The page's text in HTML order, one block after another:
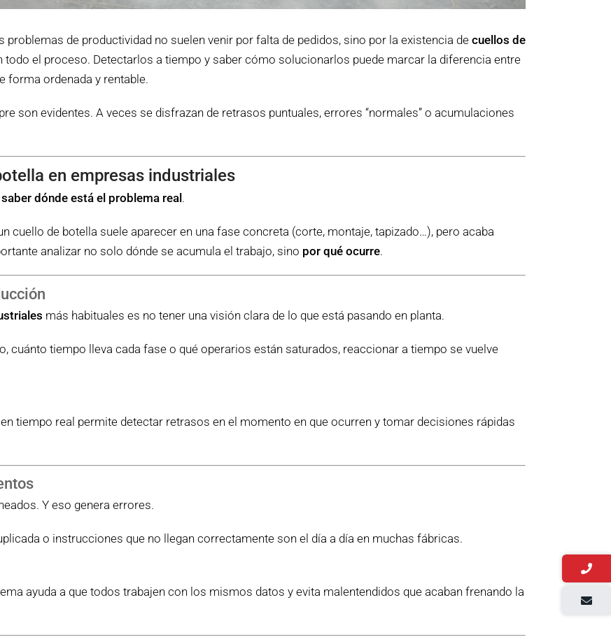
de productividad no suelen venir por falta de pedidos, sino por la existencia de cuellos de
todo el proceso. Detectarlos a tiempo y saber cómo solucionarlos puede marcar la diferencia entre
forma ordenada y rentable.
son evidentes. A veces se disfrazan de retrasos puntuales, errores “normales” o acumulaciones
en empresas industriales
saber dónde está el problema real .
cuello de botella suele aparecer en una fase concreta (corte, montaje, tapizado…), pero acaba
analizar no solo dónde se acumula el trabajo, sino por qué ocurre.
más habituales es no tener una visión clara de lo que está pasando en planta.
cuánto tiempo lleva cada fase o qué operarios están saturados, reaccionar a tiempo se vuelve
tiempo real permite detectar retrasos en el momento en que ocurren y tomar decisiones rápidas
Y eso genera errores.
o instrucciones que no llegan correctamente son el día a día en muchas fábricas.
ayuda a que todos trabajen con los mismos datos y evita malentendidos que acaban frenando la